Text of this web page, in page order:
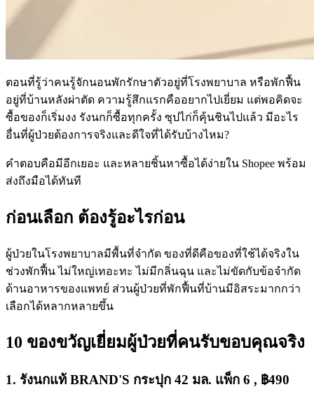
ตอนที่รู้ว่าคนรู้จักนอนพักรักษาตัวอยู่ที่โรงพยาบาล หรือพักฟื้น
อยู่ที่บ้านหลังผ่าตัด ความรู้สึกแรกคืออยากไปเยี่ยม แต่พอคิดจะ
ซื้อของก็เริ่มงง รังนกก็ซื้อทุกครั้ง ซุปไก่ก็คุ้นชินไปแล้ว มีอะไร
อื่นที่ผู้ป่วยต้องการจริงและดีใจที่ได้รับบ้างไหม?
คำตอบคือมีอีกเยอะ และหลายชิ้นหาซื้อได้ง่ายใน Shopee พร้อม
ส่งถึงมือได้ทันที
ก่อนเลือก ต้องรู้อะไรก่อน
ผู้ป่วยในโรงพยาบาลมีพื้นที่จำกัด ของที่ดีคือของที่ใช้ได้จริงใน
ช่วงพักฟื้น ไม่ใหญ่เทอะทะ ไม่มีกลิ่นฉุน และไม่ขัดกับข้อจำกัด
ด้านอาหารของแพทย์ ส่วนผู้ป่วยที่พักฟื้นที่บ้านมีอิสระมากกว่า
เลือกได้หลากหลายขึ้น
10 ของขวัญเยี่ยมผู้ป่วยที่คนรับขอบคุณจริง
1. รังนกแท้ BRAND'S กระปุก 42 มล. แพ็ก 6 , ฿490